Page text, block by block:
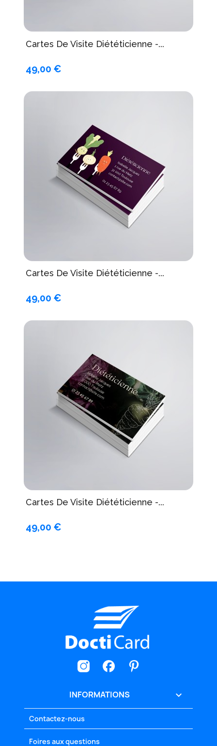
Cartes De Visite Diététicienne -...
49,00 €
Cartes De Visite Diététicienne -...
49,00 €
Cartes De Visite Diététicienne -...
49,00 €
INFORMATIONS 
Contactez-nous
Foires aux questions